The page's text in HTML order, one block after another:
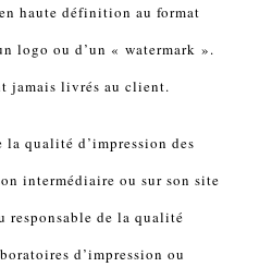
haute définition au format
logo ou d’un « watermark ».
jamais livrés au client.
qualité d’impression des
intermédiaire ou sur son site
responsable de la qualité
d’impression ou